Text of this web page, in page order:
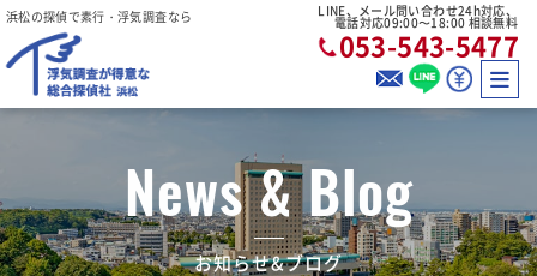
浜松の探偵で素行・浮気調査なら LINE、メール問い合わせ24h対応、
電話対応09:00〜18:00 相談無料
053-543-5477
News & Blog
お知らせ&ブログ